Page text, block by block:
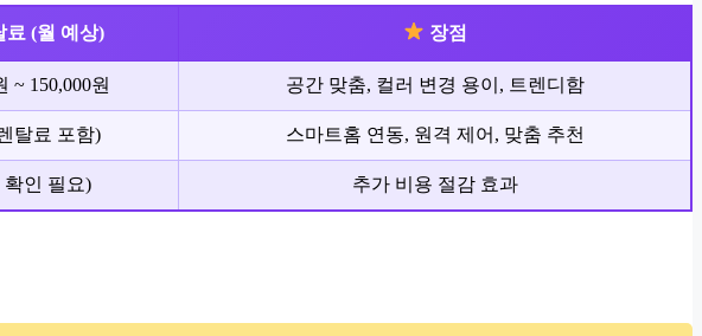
료 (월 예상) 장점
~ 150,000원 공간 맞춤, 컬러 변경 용이, 트렌디함
탈료 포함) 스마트홈 연동, 원격 제어, 맞춤 추천
확인 필요) 추가 비용 절감 효과